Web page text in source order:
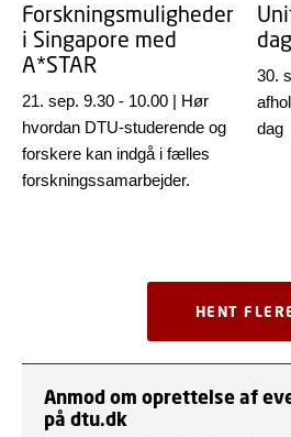
Forskningsmuligheder
i Singapore med
A*STAR
21. sep. 9.30 - 10.00 | Hør
hvordan DTU-studerende og
forskere kan indgå i fælles
forskningssamarbejder.
dag
30.
dag
HENT
Anmod om oprettelse af
på dtu.dk